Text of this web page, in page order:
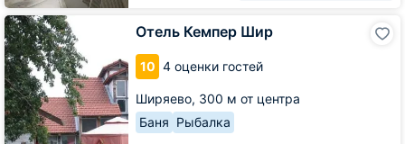
Отель Кемпер Шир
10 4 оценки гостей
Ширяево, 300 м от центра
Баня Рыбалка
Отель
Кемпер
Шир